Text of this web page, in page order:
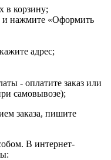
в корзину;
и нажмите «Оформить
адрес;
- оплатите заказ или
самовывозе);
заказа, пишите
В интернет-